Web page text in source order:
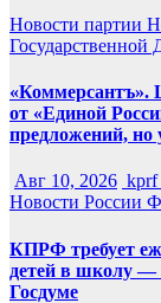
Новости партии
Государственной
от «Единой
предложений, но
Авг 10, 2026
Новости России
КПРФ требует
детей в школу —
Госдуме